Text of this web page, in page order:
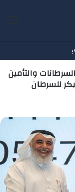
عن 50 نوع من السرطانات والتأمين
للسرطان